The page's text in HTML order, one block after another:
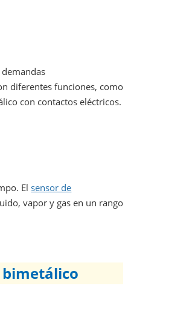
diferentes funciones, como
con contactos eléctricos.
Elsensor de
vapor y gas en un rango